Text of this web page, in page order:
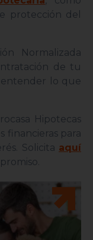
protección del
Normalizada
de tu
lo que
Hipotecas
financieras para
Solicita aquí